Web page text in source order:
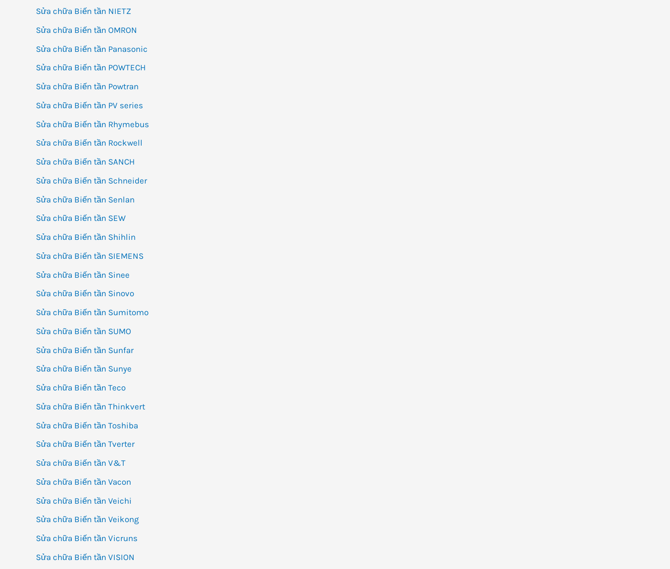
Sửa chữa Biến tần NIETZ
Sửa chữa Biến tần OMRON
Sửa chữa Biến tần Panasonic
Sửa chữa Biến tần POWTECH
Sửa chữa Biến tần Powtran
Sửa chữa Biến tần PV series
Sửa chữa Biến tần Rhymebus
Sửa chữa Biến tần Rockwell
Sửa chữa Biến tần SANCH
Sửa chữa Biến tần Schneider
Sửa chữa Biến tần Senlan
Sửa chữa Biến tần SEW
Sửa chữa Biến tần Shihlin
Sửa chữa Biến tần SIEMENS
Sửa chữa Biến tần Sinee
Sửa chữa Biến tần Sinovo
Sửa chữa Biến tần Sumitomo
Sửa chữa Biến tần SUMO
Sửa chữa Biến tần Sunfar
Sửa chữa Biến tần Sunye
Sửa chữa Biến tần Teco
Sửa chữa Biến tần Thinkvert
Sửa chữa Biến tần Toshiba
Sửa chữa Biến tần Tverter
Sửa chữa Biến tần V&T
Sửa chữa Biến tần Vacon
Sửa chữa Biến tần Veichi
Sửa chữa Biến tần Veikong
Sửa chữa Biến tần Vicruns
Sửa chữa Biến tần VISION